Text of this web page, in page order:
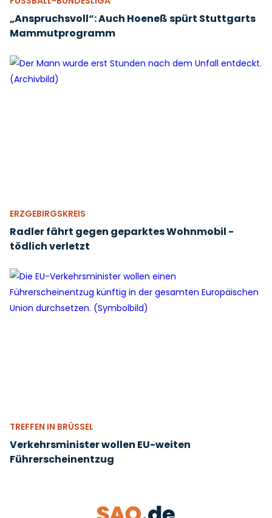
„Anspruchsvoll“: Auch Hoeneß spürt Stuttgarts
Mammutprogramm
ERZGEBIRGSKREIS
Radler fährt gegen geparktes Wohnmobil -
tödlich verletzt
TREFFEN IN BRÜSSEL
Verkehrsminister wollen EU-weiten
Führerscheinentzug